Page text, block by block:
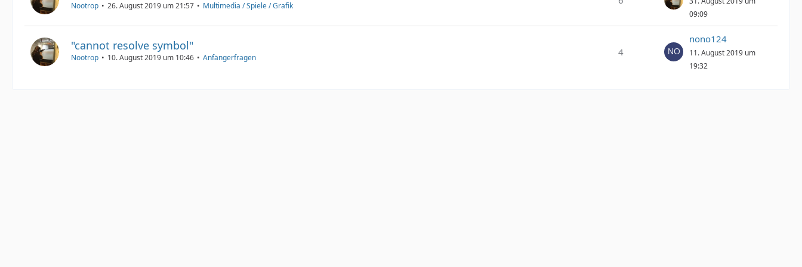
Nootrop 26. August 2019 um 21:57 Multimedia / Spiele / Grafik
09:09
"cannot resolve symbol"
Nootrop 10. August 2019 um 10:46 Anfängerfragen 4
nono124
11. August 2019 um
19:32